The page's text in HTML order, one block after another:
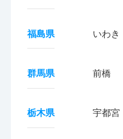
福島県 いわき
群馬県 前橋
栃木県 宇都宮